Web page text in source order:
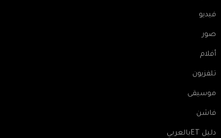
فيديو
صور
أفلام
تلفزيون
موسيقى
فاشن
دليل ETبالعربي